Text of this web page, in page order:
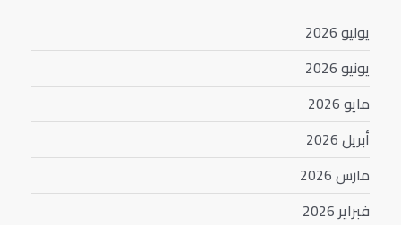
يوليو 2026
يونيو 2026
مايو 2026
أبريل 2026
مارس 2026
فبراير 2026